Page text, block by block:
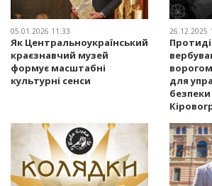
05.01.2026 11:33
Як Центральноукраїнський
краєзнавчий музей
формує масштабні
культурні сенси
26.12.2025
для